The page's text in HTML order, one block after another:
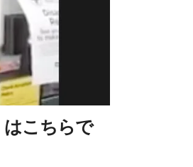
こちらで